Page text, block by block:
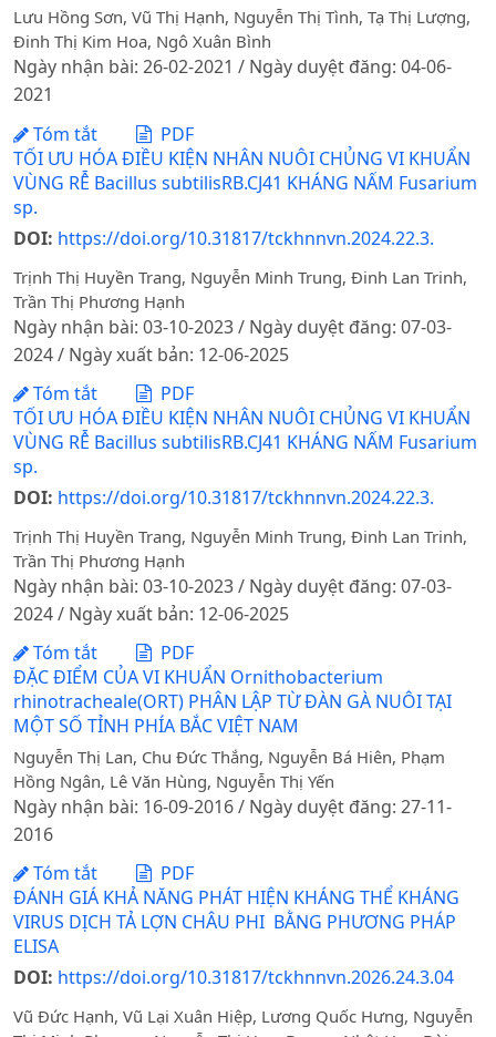
Lưu Hồng Sơn, Vũ Thị Hạnh, Nguyễn Thị Tình, Tạ Thị Lượng,
Đinh Thị Kim Hoa, Ngô Xuân Bình
Ngày nhận bài: 26-02-2021 / Ngày duyệt đăng: 04-06-
2021
Tóm tắt
PDF
TỐI ƯU HÓA ĐIỀU KIỆN NHÂN NUÔI CHỦNG VI KHUẨN
VÙNG RỄ Bacillus subtilisRB.CJ41 KHÁNG NẤM Fusarium
sp.
DOI: https://doi.org/10.31817/tckhnnvn.2024.22.3.
Trịnh Thị Huyền Trang, Nguyễn Minh Trung, Đinh Lan Trinh,
Trần Thị Phương Hạnh
Ngày nhận bài: 03-10-2023 / Ngày duyệt đăng: 07-03-
2024 / Ngày xuất bản: 12-06-2025
Tóm tắt
PDF
TỐI ƯU HÓA ĐIỀU KIỆN NHÂN NUÔI CHỦNG VI KHUẨN
VÙNG RỄ Bacillus subtilisRB.CJ41 KHÁNG NẤM Fusarium
sp.
DOI: https://doi.org/10.31817/tckhnnvn.2024.22.3.
Trịnh Thị Huyền Trang, Nguyễn Minh Trung, Đinh Lan Trinh,
Trần Thị Phương Hạnh
Ngày nhận bài: 03-10-2023 / Ngày duyệt đăng: 07-03-
2024 / Ngày xuất bản: 12-06-2025
Tóm tắt
PDF
ĐẶC ĐIỂM CỦA VI KHUẨN Ornithobacterium
rhinotracheale(ORT) PHÂN LẬP TỪ ĐÀN GÀ NUÔI TẠI
MỘT SỐ TỈNH PHÍA BẮC VIỆT NAM
Nguyễn Thị Lan, Chu Đức Thắng, Nguyễn Bá Hiên, Phạm
Hồng Ngân, Lê Văn Hùng, Nguyễn Thị Yến
Ngày nhận bài: 16-09-2016 / Ngày duyệt đăng: 27-11-
2016
Tóm tắt
PDF
ĐÁNH GIÁ KHẢ NĂNG PHÁT HIỆN KHÁNG THỂ KHÁNG
VIRUS DỊCH TẢ LỢN CHÂU PHI BẰNG PHƯƠNG PHÁP
ELISA
DOI: https://doi.org/10.31817/tckhnnvn.2026.24.3.04
Vũ Đức Hạnh, Vũ Lại Xuân Hiệp, Lương Quốc Hưng, Nguyễn